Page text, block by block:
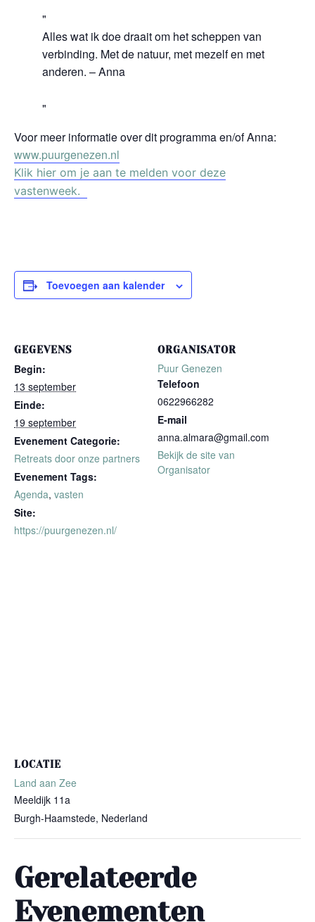
Alles wat ik doe draait om het scheppen van
verbinding. Met de natuur, met mezelf en met
anderen. –Anna
Voor meer informatie over dit programma en/of Anna:
www.puurgenezen.nl
Klik hier om je aan te melden voor deze
vastenweek.
Toevoegen aan kalender
GEGEVENS
Begin:
13 september
Einde:
19 september
Evenement Categorie:
Retreats door onze partners
Evenement Tags:
Agenda, vasten
Site:
https://puurgenezen.nl/
ORGANISATOR
Puur Genezen
Telefoon
0622966282
E-mail
anna.almara@gmail.com
Bekijk de site van
Organisator
LOCATIE
Land aan Zee
Meeldijk 11a
Burgh-Haamstede, Nederland
Gerelateerde
Evenementen